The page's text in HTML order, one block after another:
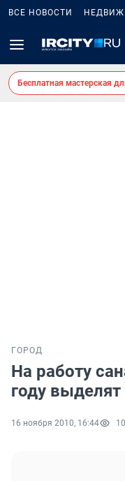
ВСЕ НОВОСТИ
Бесплатная мастерская
ГОРОД
На работу
году
16 ноября 2010, 16:44